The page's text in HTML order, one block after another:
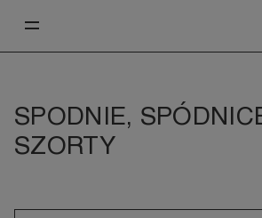
SPODNIE,
SZORTY